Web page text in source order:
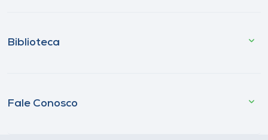
Biblioteca
Fale Conosco